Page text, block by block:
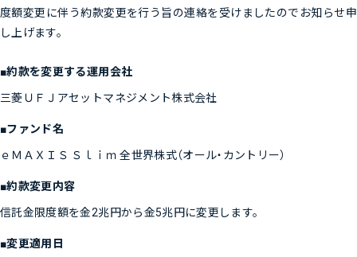
度額変更に伴う約款変更を行う旨の連絡を受けましたのでお知らせ申
し上げます。
■約款を変更する運用会社
三菱ＵＦＪアセットマネジメント株式会社
■ファンド名
ｅＭＡＸＩＳ Ｓｌｉｍ 全世界株式（オール・カントリー）
■約款変更内容
信託金限度額を金2兆円から金5兆円に変更します。
■変更適用日